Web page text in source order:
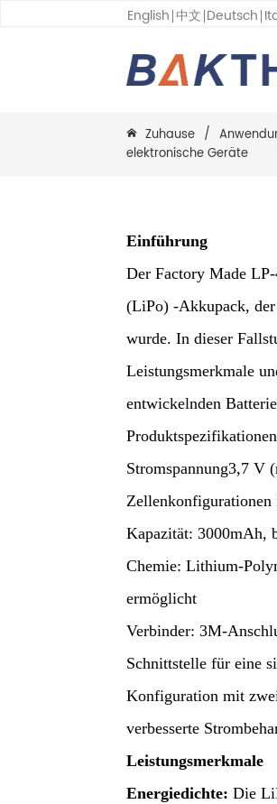
English 中文 Deutsch
Zuhause /
elektronische Geräte
Einführung
Der Factory Made
(LiPo) -Akkupack,
wurde. In dieser
Leistungsmerkmale
entwickelnden
Produktspezifikationen
Stromspannung3,7 V
Zellenkonfigurationen
Kapazität: 3000mAh,
Chemie: Lithium-
ermöglicht
Verbinder: 3M-
Schnittstelle für eine
Konfiguration mit
verbesserte
Leistungsmerkmale
Energiedichte: Die